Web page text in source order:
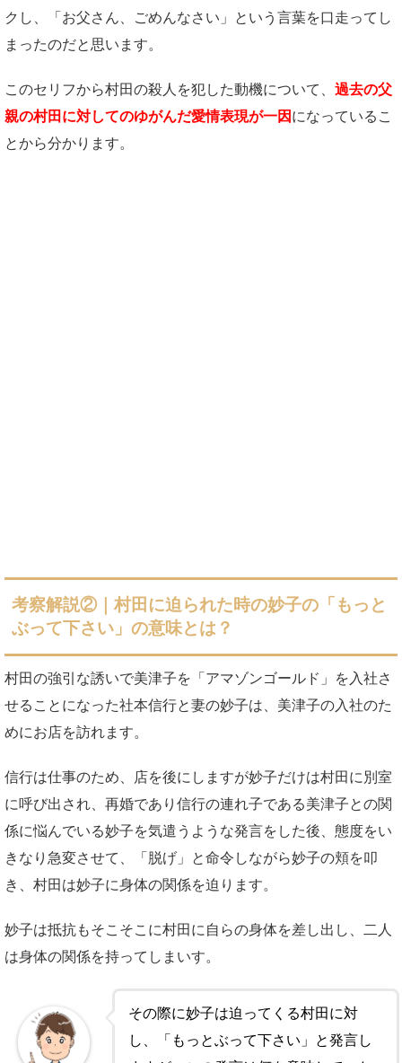
クし、「お父さん、ごめんなさい」という言葉を口走ってし
まったのだと思います。
このセリフから村田の殺人を犯した動機について、 過去の父
親の村田に対してのゆがんだ愛情表現が一因 になっているこ
とから分かります。
考察解説②｜村田に迫られた時の妙子の「もっと
ぶって下さい」の意味とは？
村田の強引な誘いで美津子を「アマゾンゴールド」を入社さ
せることになった社本信行と妻の妙子は、美津子の入社のた
めにお店を訪れます。
信行は仕事のため、店を後にしますが妙子だけは村田に別室
に呼び出され、再婚であり信行の連れ子である美津子との関
係に悩んでいる妙子を気遣うような発言をした後、態度をい
きなり急変させて、「脱げ」と命令しながら妙子の頬を叩
き、村田は妙子に身体の関係を迫ります。
妙子は抵抗もそこそこに村田に自らの身体を差し出し、二人
は身体の関係を持ってしまいす。
その際に妙子は迫ってくる村田に対
し、「もっとぶって下さい」と発言し